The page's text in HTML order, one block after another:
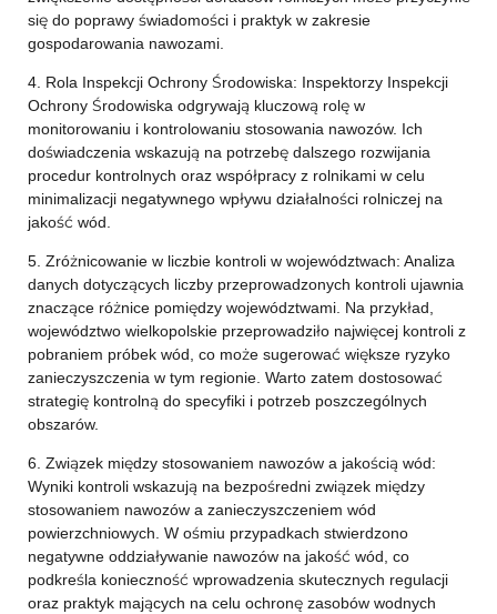
się do poprawy świadomości i praktyk w zakresie
gospodarowania nawozami.
4. Rola Inspekcji Ochrony Środowiska: Inspektorzy Inspekcji
Ochrony Środowiska odgrywają kluczową rolę w
monitorowaniu i kontrolowaniu stosowania nawozów. Ich
doświadczenia wskazują na potrzebę dalszego rozwijania
procedur kontrolnych oraz współpracy z rolnikami w celu
minimalizacji negatywnego wpływu działalności rolniczej na
jakość wód.
5. Zróżnicowanie w liczbie kontroli w województwach: Analiza
danych dotyczących liczby przeprowadzonych kontroli ujawnia
znaczące różnice pomiędzy województwami. Na przykład,
województwo wielkopolskie przeprowadziło najwięcej kontroli z
pobraniem próbek wód, co może sugerować większe ryzyko
zanieczyszczenia w tym regionie. Warto zatem dostosować
strategię kontrolną do specyfiki i potrzeb poszczególnych
obszarów.
6. Związek między stosowaniem nawozów a jakością wód:
Wyniki kontroli wskazują na bezpośredni związek między
stosowaniem nawozów a zanieczyszczeniem wód
powierzchniowych. W ośmiu przypadkach stwierdzono
negatywne oddziaływanie nawozów na jakość wód, co
podkreśla konieczność wprowadzenia skutecznych regulacji
oraz praktyk mających na celu ochronę zasobów wodnych